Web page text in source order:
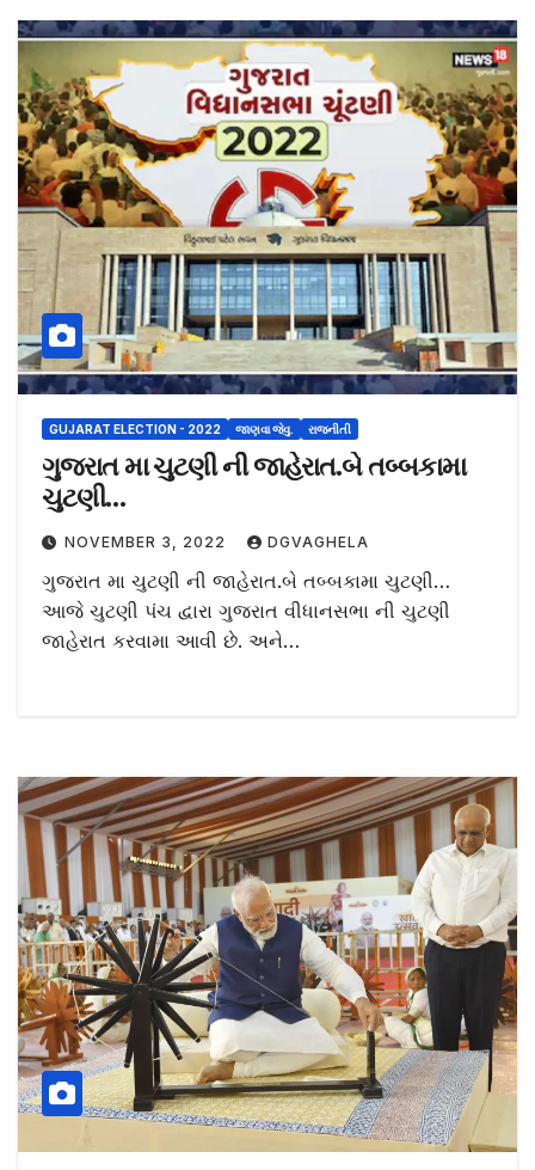
GUJARAT ELECTION - 2022 જાણવા જેવુ. રાજનીતી
ગુજરાત મા ચુટણી ની જાહેરાત.બે તબ્બકામા
ચુટણી…
NOVEMBER 3, 2022 DGVAGHELA
ગુજરાત મા ચુટણી ની જાહેરાત.બે તબ્બકામા ચુટણી…
આજે ચુટણી પંચ દ્વારા ગુજરાત વીધાનસભા ની ચુટણી
જાહેરાત કરવામા આવી છે. અને…